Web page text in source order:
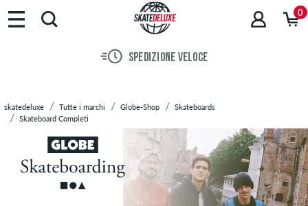
Marchi
Skateboards
Sale
0
SPEDIZIONE VELOCE
skatedeluxe Tutte i marchi Globe-Shop
Skateboards
Skateboard Completi